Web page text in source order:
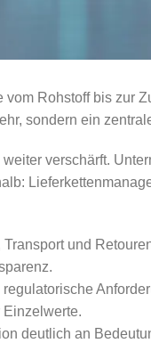
Rohstoff bis zur
sondern ein
verschärft.
und
deutlich an